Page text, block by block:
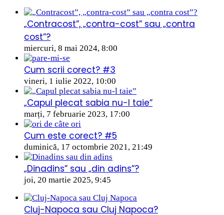
„Contracost”, „contra-cost” sau „contra
cost”?
miercuri, 8 mai 2024, 8:00
Cum scrii corect? #3
vineri, 1 iulie 2022, 10:00
„Capul plecat sabia nu-l taie”
marți, 7 februarie 2023, 17:00
Cum este corect? #5
duminică, 17 octombrie 2021, 21:49
„Dinadins” sau „din adins”?
joi, 20 martie 2025, 9:45
Cluj-Napoca sau Cluj Napoca?